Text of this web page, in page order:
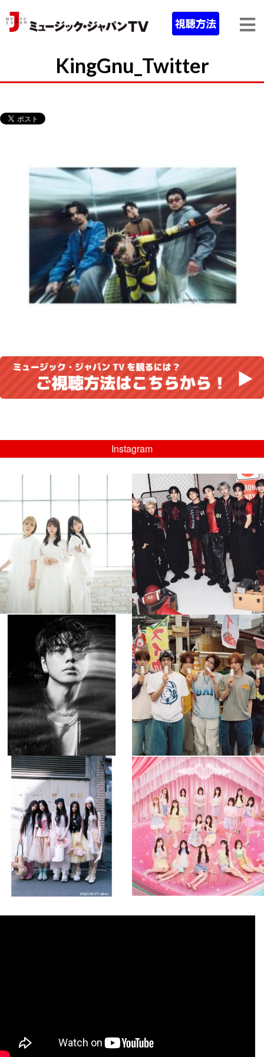
KingGnu_Twitter
Instagram
...
8月 4
4 0
musicjapantv
💡08/05(水)23:00特番放送！
...
8月 4
4 0
musicjapantv
💡8月特番放送決定！
...
8月 4
110 0
musicjapantv
💡8月特番放送決定！
...
8月 4
5 0
musicjapantv
💡8月特番放送決定！
8月 4
1 0
musicjapantv
💡8月特番放送決定！
...
8月 4
1 0